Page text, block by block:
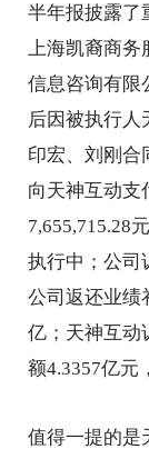
半年报披露了
上海凯裔商
信息咨询有限
后因被执行人
印宏、刘刚合
向天神互动支
7,655,715.28
执行中；公司
公司返还业绩
亿；天神互动
额4.3357亿元
值得一提的是